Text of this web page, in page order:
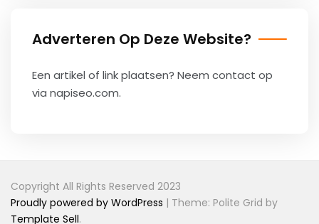
Adverteren Op Deze Website?
Een artikel of link plaatsen? Neem contact op
via napiseo.com.
Copyright All Rights Reserved 2023
Proudly powered by WordPress | Theme: Polite Grid by
Template Sell.